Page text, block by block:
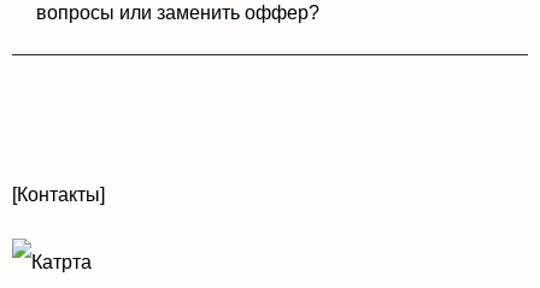
вопросы или заменить оффер?
[Контакты]